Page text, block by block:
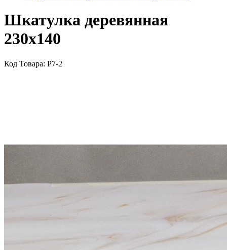
Шкатулка деревянная
230х140
Код Товара: P7-2